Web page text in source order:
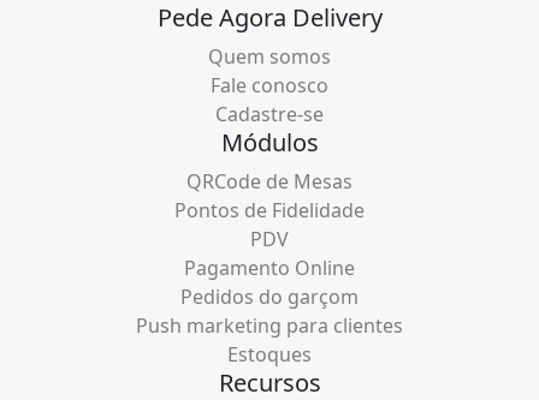
Pede Agora Delivery
Quem somos
Fale conosco
Cadastre-se
Módulos
QRCode de Mesas
Pontos de Fidelidade
PDV
Pagamento Online
Pedidos do garçom
Push marketing para clientes
Estoques
Recursos